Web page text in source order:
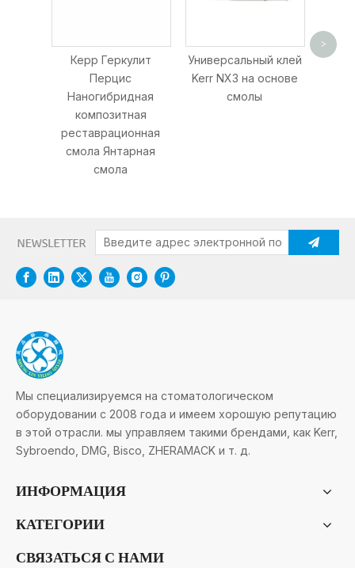
Керр Геркулит
Перцис
Наногибридная
композитная
реставрационная
смола Янтарная
смола
Универсальный клей
Kerr NX3 на основе
смолы
>
Мы специализируемся на стоматологическом
оборудовании с 2008 года и имеем хорошую репутацию
в этой отрасли. мы управляем такими брендами, как Kerr,
Sybroendo, DMG, Bisco, ZHERAMACK и т. д.
ИНФОРМАЦИЯ
КАТЕГОРИИ
СВЯЗАТЬСЯ С НАМИ